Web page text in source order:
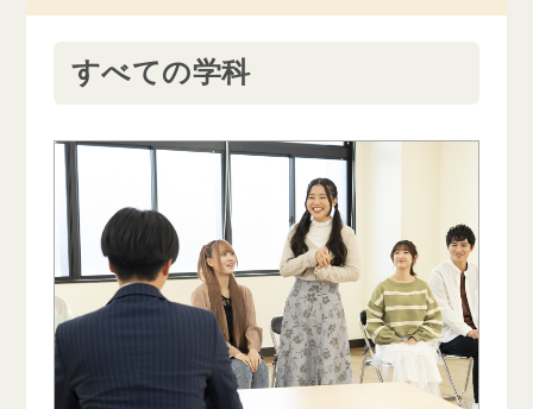
すべての学科